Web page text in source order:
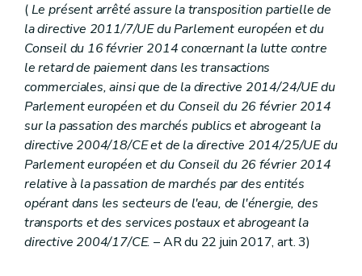
Art.38/17
Art.38/18
Art.38/19
Section 6
Contrôle et surveillance du marché
Art. 39
Art. 40
Art. 41
Art. 42
Art. 43
Section 7 Moyens d'action (de l'adjudicateur
– AR
Art. 44
Art. 45
Art. 46
Art.46/1
Art. 47
Art. 48
(Le présent arrêté assure la transposition partielle de
la directive 2011/7/UE du Parlement européen et du
Conseil du 16 février 2014 concernant la lutte contre
le retard de paiement dans les transactions
commerciales, ainsi que de la directive 2014/24/UE du
Parlement européen et du Conseil du 26 février 2014
sur la passation des marchés publics et abrogeant la
directive 2004/18/CE et de la directive 2014/25/UE du
Parlement européen et du Conseil du 26 février 2014
relative à la passation de marchés par des entités
opérant dans les secteurs de l'eau, de l'énergie, des
transports et des services postaux et abrogeant la
directive 2004/17/CE. – AR du 22 juin 2017, art. 3)